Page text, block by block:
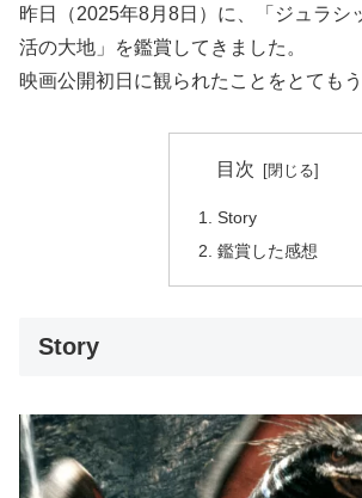
昨日（2025年8月8日）に、「ジュラシ
活の大地」を鑑賞してきました。
映画公開初日に観られたことをとても
目次
Story
鑑賞した感想
Story